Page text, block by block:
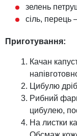
зелень
сіль, перець
Приготування:
Качан
Цибулю
Рибний
цибулею,
На листки